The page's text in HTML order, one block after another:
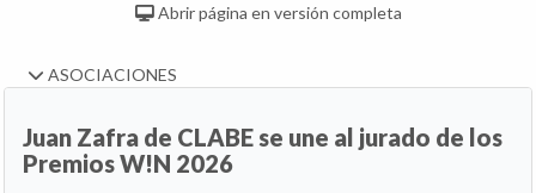
Abrir página en versión completa
ASOCIACIONES
Juan Zafra de CLABE se une al jurado de los
Premios W!N 2026